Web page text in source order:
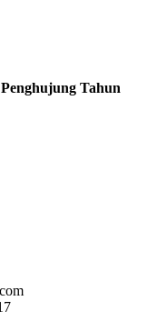
Tahun